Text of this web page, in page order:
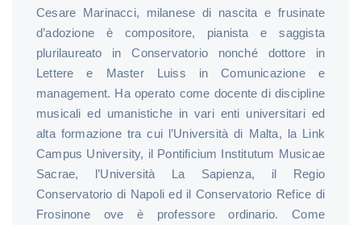
Cesare Marinacci, milanese di nascita e frusinate
d’adozione è compositore, pianista e saggista
plurilaureato in Conservatorio nonché dottore in
Lettere e Master Luiss in Comunicazione e
management. Ha operato come docente di discipline
musicali ed umanistiche in vari enti universitari ed
alta formazione tra cui l’Università di Malta, la Link
Campus University, il Pontificium Institutum Musicae
Sacrae, l’Università La Sapienza, il Regio
Conservatorio di Napoli ed il Conservatorio Refice di
Frosinone ove è professore ordinario. Come